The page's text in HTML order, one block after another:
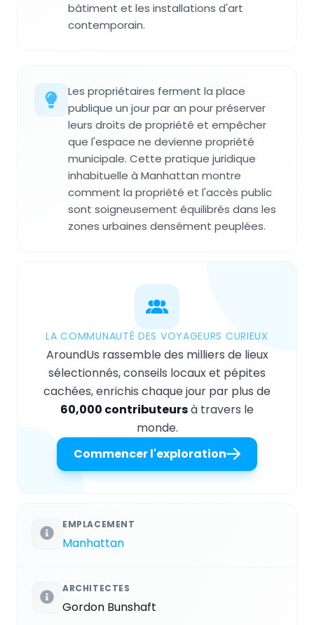
bâtiment et les installations d'art
contemporain.
Les propriétaires ferment la place
publique un jour par an pour préserver
leurs droits de propriété et empêcher
que l'espace ne devienne propriété
municipale. Cette pratique juridique
inhabituelle à Manhattan montre
comment la propriété et l'accès public
sont soigneusement équilibrés dans les
zones urbaines densément peuplées.
LA COMMUNAUTÉ DES VOYAGEURS CURIEUX
AroundUs rassemble des milliers de lieux
sélectionnés, conseils locaux et pépites
cachées, enrichis chaque jour par plus de
60,000 contributeursà travers le
monde.
Commencer l'exploration
EMPLACEMENT
Manhattan
ARCHITECTES
Gordon Bunshaft